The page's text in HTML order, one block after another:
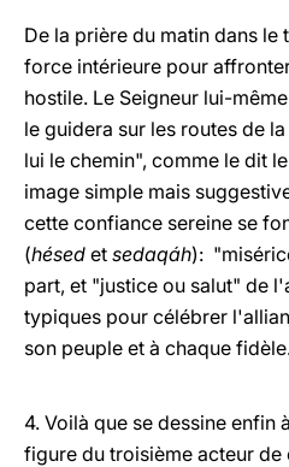
De la prière du matin dans
force intérieure pour
hostile. Le Seigneur lui-
le guidera sur les routes de
lui le chemin", comme le dit
image simple mais
cette confiance sereine se
(hésed et sedaqáh):
part, et "justice ou salut" de
typiques pour célébrer
son peuple et à chaque
4. Voilà que se dessine
figure du troisième acteur